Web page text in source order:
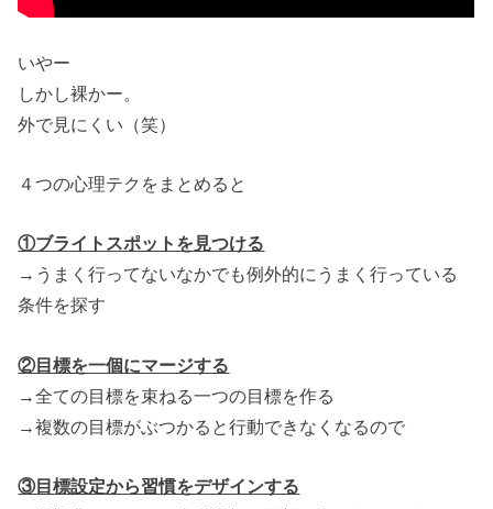
いやー
しかし裸かー。
外で見にくい（笑）
４つの心理テクをまとめると
①ブライトスポットを見つける
→うまく行ってないなかでも例外的にうまく行っている
条件を探す
②目標を一個にマージする
→全ての目標を束ねる一つの目標を作る
→複数の目標がぶつかると行動できなくなるので
③目標設定から習慣をデザインする